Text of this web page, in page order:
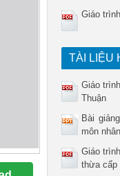
Giáo
TÀI LIỆU
Giáo
Thuận
Bài
môn
Giáo
thừa cấp